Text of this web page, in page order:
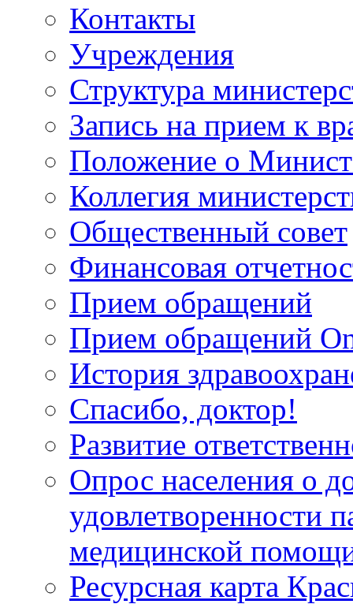
Контакты
Учреждения
Структура
Запись на прием к
Положение о
Коллегия
Общественный совет
Финансовая
Прием обращений
Прием обращений
История
Спасибо, доктор!
Развитие
Опрос населения о
удовлетворенности
медицинской
Ресурсная карта